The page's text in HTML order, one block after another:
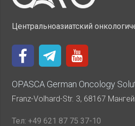
Центральноазиатский
OPASCA German Oncology
Franz-Volhard-Str. 3, 68167
Тел: +49 621 87 75 37-10